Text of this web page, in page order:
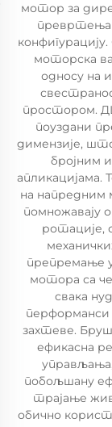
мотор за
превртења
моторска
односу на
простором.
поуздани
димензије,
бројним
апликацијама.
на напредним
помножавају
ротације,
препремање
мотора са
свака
перформанси
захтеве.
ефикасна
побољшану
трајање
обично